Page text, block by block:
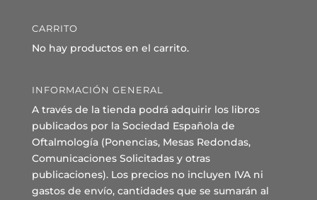
CARRITO
No hay productos en el carrito.
INFORMACIÓN GENERAL
A través de la tienda podrá adquirir los libros
publicados por la Sociedad Española de
Oftalmología (Ponencias, Mesas Redondas,
Comunicaciones Solicitadas y otras
publicaciones). Los precios no incluyen IVA ni
gastos de envío, cantidades que se sumarán al